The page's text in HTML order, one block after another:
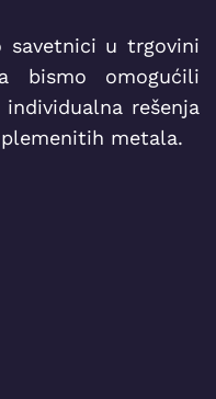
savetnici u trgovini
bismo omogućili
rešenja
metala.